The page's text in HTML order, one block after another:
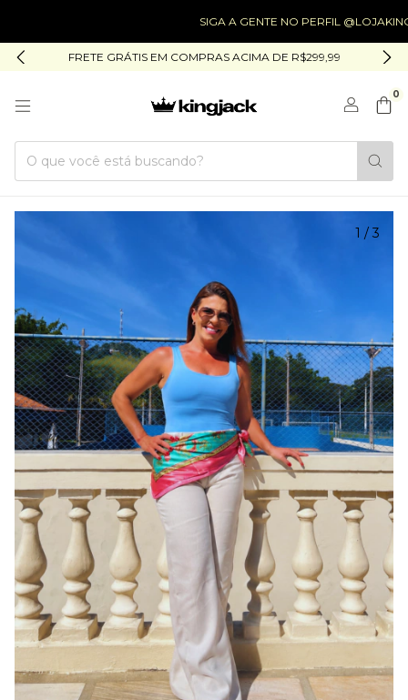
SIGA A GENTE NO PERFIL @LOJAKINGJACK
FRETE GRÁTIS EM COMPRAS ACIMA DE R$299,99
0
1 / 3